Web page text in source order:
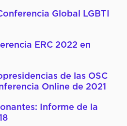
Global LGBTI
ERC 2022 en
de las OSC
Online de 2021
Informe de la